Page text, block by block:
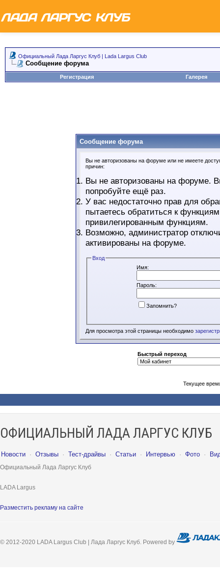
Официальный Лада Ларгус Клуб | Lada Largus Club
Сообщение форума
Регистрация Галерея
Сообщение форума
Вы не авторизованы на форуме или не имеете
причин:
Вы не авторизованы на форуме.
попробуйте ещё раз.
У вас недостаточно прав для
пытаетесь обратиться к
привилегированным функциям.
Возможно, администратор
активированы на форуме.
Вход
Имя:
Пароль:
Запомнить?
Для просмотра этой страницы необходимо
Быстрый переход
Текущее
ОФИЦИАЛЬНЫЙ ЛАДА ЛАРГУС КЛУБ
Новости · Отзывы · Тест-драйвы · Статьи · Интервью · Фото ·
Официальный Лада Ларгус Клуб
LADA Largus
Разместить рекламу на сайте
© 2012-2020 LADA Largus Club | Лада Ларгус Клуб. Powered by